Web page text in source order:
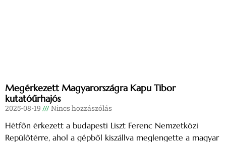
Megérkezett Magyarországra Kapu Tibor
kutatóűrhajós
2025-08-19 Nincs hozzászólás
Hétfőn érkezett a budapesti Liszt Ferenc Nemzetközi
Repülőtérre, ahol a gépből kiszállva meglengette a magyar